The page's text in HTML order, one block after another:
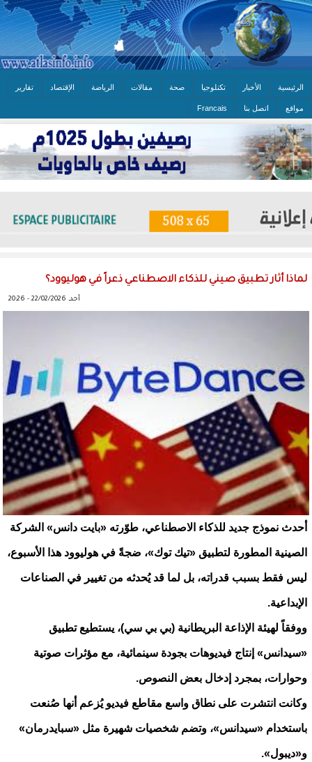
الرئيسية الأخبار تكنلوجيا صحة مقالات الرياضة الإقتصاد تقارير
مواقع اتصل بنا Francais
لماذا أثار تطبيق صيني للذكاء الاصطناعي ذعراً في هوليوود؟
أحد, 22/02/2026 - 20:26
أحدث نموذج جديد للذكاء الاصطناعي، طوّرته «بايت دانس» الشركة
الصينية المطورة لتطبيق «تيك توك»، ضجةً في هوليوود هذا الأسبوع،
ليس فقط بسبب قدراته، بل لما قد يُحدثه من تغيير في الصناعات
الإبداعية.
ووفقاً لهيئة الإذاعة البريطانية (بي بي سي)، يستطيع تطبيق
«سيدانس» إنتاج فيديوهات بجودة سينمائية، مع مؤثرات صوتية
وحوارات، بمجرد إدخال بعض النصوص.
وكانت انتشرت على نطاق واسع مقاطع فيديو يُزعم أنها صُنعت
باستخدام «سيدانس»، وتضم شخصيات شهيرة مثل «سبايدرمان»
و«ديبول».